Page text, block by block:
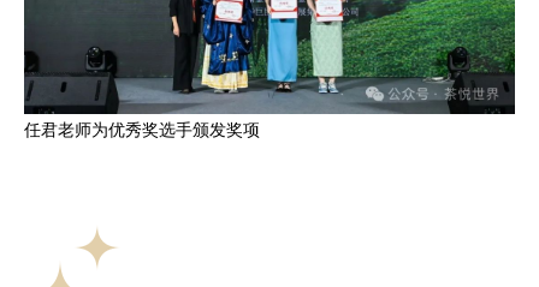
任君老师为优秀奖选手颁发奖项